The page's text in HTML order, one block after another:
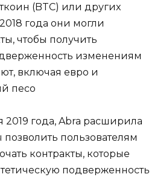
(BTC) или других
года они могли
чтобы получить
изменениям
включая евро и
песо
2019 года, Abra расширила
позволить пользователям
контракты, которые
подверженность